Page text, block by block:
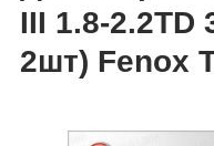
III 1.8-2.2TD
2шт) Fenox